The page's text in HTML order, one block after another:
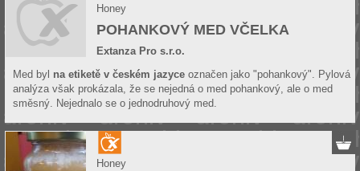
Honey
POHANKOVÝ MED VČELKA
Extanza Pro s.r.o.
Med byl na etiketě v českém jazyce označen jako "pohankový". Pylová
analýza však prokázala, že se nejedná o med pohankový, ale o med
směsný. Nejednalo se o jednodruhový med.
Honey